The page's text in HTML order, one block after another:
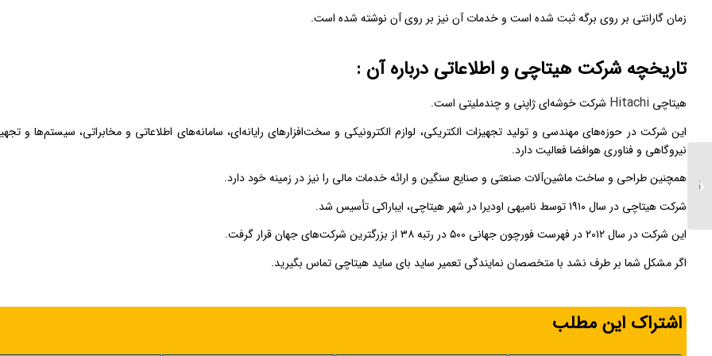
زمان گارانتی بر روی برگه ثبت شده است و خدمات آن نیز بر روی آن نوشته شده است.
تاریخچه شرکت هیتاچی و اطلاعاتی درباره آن :
هیتاچی Hitachi شرکت خوشه‌ای ژاپنی و چندملیتی است.
این شرکت در حوزه‌های مهندسی و تولید تجهیزات الکتریکی، لوازم الکترونیکی و سخت‌افزارهای رایانه‌ای، سامانه‌های اطلاعاتی و مخابراتی، سیستم‌ها و
نیروگاهی و فناوری هوافضا فعالیت دارد.
همچنین طراحی و ساخت ماشین‌آلات صنعتی و صنایع سنگین و ارائه خدمات مالی را نیز در زمینه خود دارد.
شرکت هیتاچی در سال ۱۹۱۰ توسط نامیهی اودیرا در شهر هیتاچی، ایباراکی تأسیس شد.
این شرکت در سال ۲۰۱۲ در فهرست فورچون جهانی ۵۰۰ در رتبه ۳۸ از بزرگترین شرکت‌های جهان قرار گرفت.
اگر مشکل شما بر طرف نشد با متخصصان نمایندگی تعمیر ساید بای ساید هیتاچی تماس بگیرید.
اشتراک این مطلب
نمایندگی تعمیر ساید بای